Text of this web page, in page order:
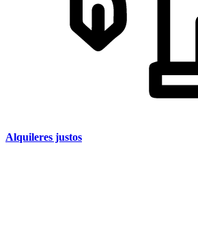
Alquileres justos